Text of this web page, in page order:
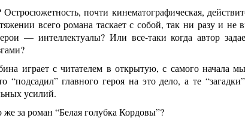
Остросюжетность, почти кинематографическая,
всего романа таскает с собой, так ни разу и
— интеллектуалы? Или все-таки когда автор
играет с читателем в открытую, с самого начала
“подсадил” главного героя на это дело, а те
усилий.
же за роман “Белая голубка Кордовы”?